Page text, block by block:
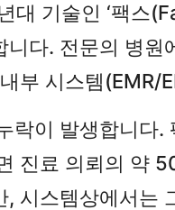
대 기술인 ‘팩스
니다. 전문의 병
부 시스템(EMR/
락이 발생합니다
진료 의뢰의 약
시스템상에서는